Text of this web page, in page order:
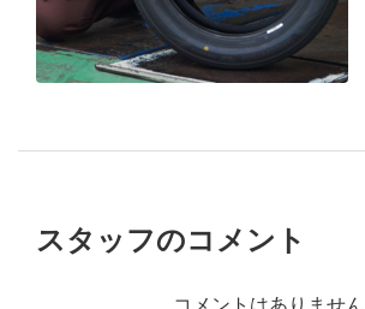
スタッフのコメント